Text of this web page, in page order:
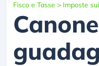
Fisco e Tasse > Imposte